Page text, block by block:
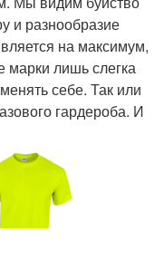
и разнообразие
на максимум,
марки лишь слегка
себе. Так или
гардероба. И